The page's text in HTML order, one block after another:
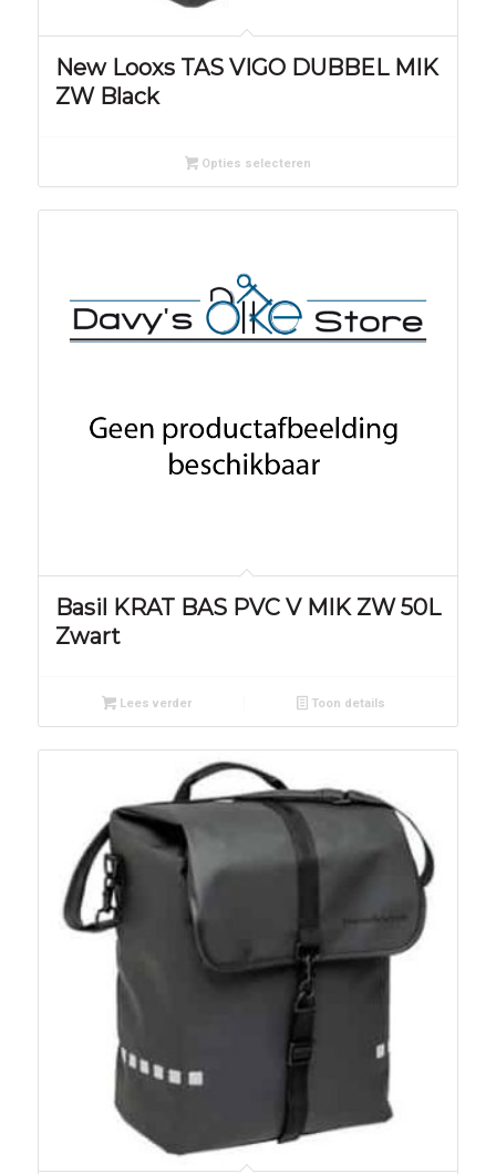
New Looxs TAS VIGO DUBBEL MIK
ZW Black
Opties selecteren
Basil KRAT BAS PVC V MIK ZW 50L
Zwart
Lees verder Toon details